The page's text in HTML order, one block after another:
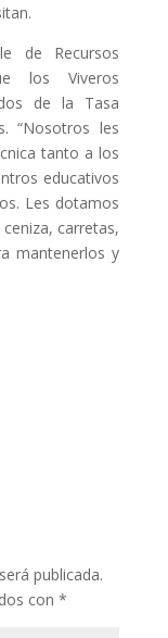
de Recursos
los Viveros
de la Tasa
“Nosotros les
tanto a los
educativos
Les dotamos
carretas,
mantenerlos y
publicada.
con *